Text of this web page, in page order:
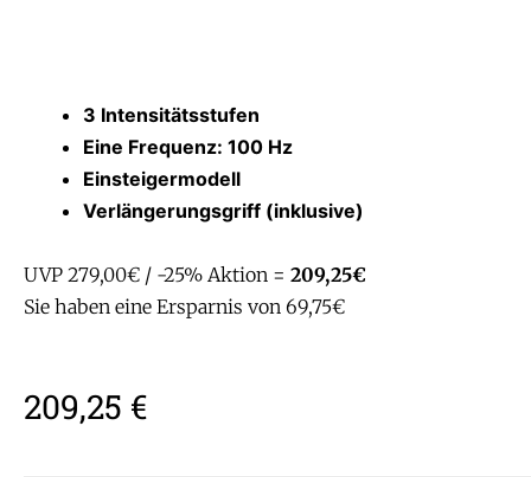
3 Intensitätsstufen
Eine Frequenz: 100 Hz
Einsteigermodell
Verlängerungsgriff (inklusive)
UVP 279,00€ / -25% Aktion = 209,25€
Sie haben eine Ersparnis von 69,75€
209,25 €